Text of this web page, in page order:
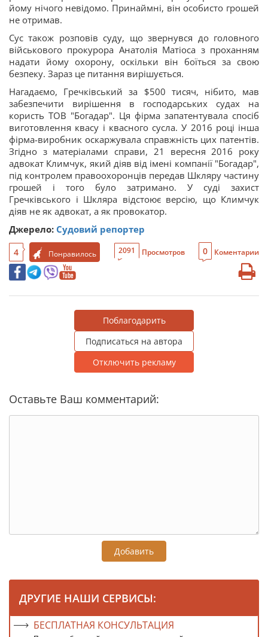
йому нічого невідомо. Принаймні, він особисто грошей
не отримав.
Сус також розповів суду, що звернувся до головного
військового прокурора Анатолія Матіоса з проханням
надати йому охорону, оскільки він боїться за свою
безпеку. Зараз це питання вирішується.
Нагадаємо, Гречківський за $500 тисяч, нібито, мав
забезпечити вирішення в господарських судах на
користь ТОВ "Богадар". Ця фірма запатентувала спосіб
виготовлення квасу і квасного сусла. У 2016 році інша
фірма-виробник оскаржувала справжність цих патентів.
Згідно з матеріалами справи, 21 вересня 2016 року
адвокат Климчук, який діяв від імені компанії "Богадар",
під контролем правоохоронців передав Шкляру частину
грошей і того було затримано. У суді захист
Гречківського і Шкляра відстоює версію, що Климчук
діяв не як адвокат, а як провокатор.
Джерело: Судовий репортер
4 Понравилось 2091 Просмотров 0 Коментарии
Поблагодарить
Подписаться на автора
Отключить рекламу
Оставьте Ваш комментарий:
Добавить
ДРУГИЕ НАШИ СЕРВИСЫ:
БЕСПЛАТНАЯ КОНСУЛЬТАЦИЯ